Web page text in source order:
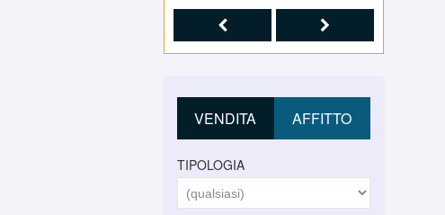
VENDITA AFFITTO
TIPOLOGIA